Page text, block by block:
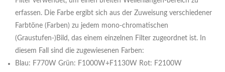
erfassen. Die Farbe ergibt sich aus der Zuweisung verschiedener
Farbtöne (Farben) zu jedem mono-chromatischen
(Graustufen-)Bild, das einem einzelnen Filter zugeordnet ist. In
diesem Fall sind die zugewiesenen Farben:
Blau: F770W Grün: F1000W+F1130W Rot: F2100W